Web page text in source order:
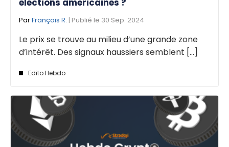
élections américaines ?
ParFrançois R. | Publié le 30 Sep. 2024
Le prix se trouve au milieu d’une grande zone
d’intérêt. Des signaux haussiers semblent [...]
Edito Hebdo